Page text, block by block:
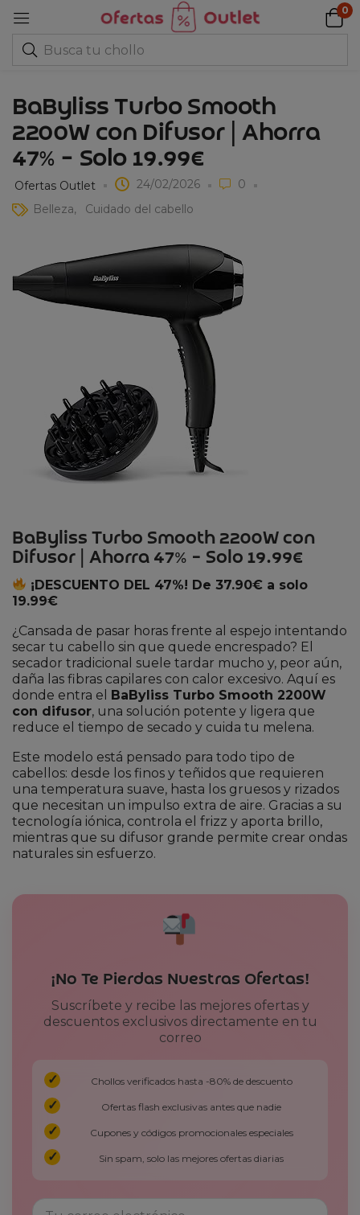
0
BaByliss Turbo Smooth
2200W con Difusor | Ahorra
47% – Solo 19.99€
Ofertas Outlet 24/02/2026
0
Belleza
Cuidado del cabello
BaByliss Turbo Smooth 2200W con
Difusor | Ahorra 47% – Solo 19.99€
¡DESCUENTO DEL 47%! De 37.90€ a solo
19.99€
¿Cansada de pasar horas frente al espejo intentando
secar tu cabello sin que quede encrespado? El
secador tradicional suele tardar mucho y, peor aún,
daña las fibras capilares con calor excesivo. Aquí es
donde entra el BaByliss Turbo Smooth 2200W
con difusor, una solución potente y ligera que
reduce el tiempo de secado y cuida tu melena.
Este modelo está pensado para todo tipo de
cabellos: desde los finos y teñidos que requieren
una temperatura suave, hasta los gruesos y rizados
que necesitan un impulso extra de aire. Gracias a su
tecnología iónica, controla el frizz y aporta brillo,
mientras que su difusor grande permite crear ondas
naturales sin esfuerzo.
¡No Te Pierdas Nuestras Ofertas!
Suscríbete y recibe las mejores ofertas y
descuentos exclusivos directamente en tu
correo
Chollos verificados hasta -80% de descuento
Ofertas flash exclusivas antes que nadie
Cupones y códigos promocionales especiales
Sin spam, solo las mejores ofertas diarias